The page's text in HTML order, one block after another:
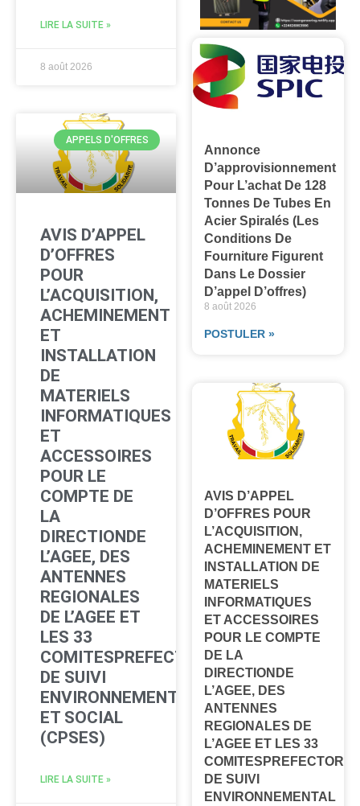
LIRE LA SUITE »
8 août 2026
APPELS D'OFFRES
AVIS D’APPEL
D’OFFRES
POUR
L’ACQUISITION,
ACHEMINEMENT
ET
INSTALLATION
DE
MATERIELS
INFORMATIQUES
ET
ACCESSOIRES
POUR LE
COMPTE DE
LA
DIRECTIONDE
L’AGEE, DES
ANTENNES
REGIONALES
DE L’AGEE ET
LES 33
COMITESPREFECTORAUX
DE SUIVI
ENVIRONNEMENTAL
ET SOCIAL
(CPSES)
LIRE LA SUITE »
Annonce
D’approvisionnement
Pour L’achat De 128
Tonnes De Tubes En
Acier Spiralés (les
Conditions De
Fourniture Figurent
Dans Le Dossier
D’appel D’offres)
8 août 2026
POSTULER »
AVIS D’APPEL
D’OFFRES POUR
L’ACQUISITION,
ACHEMINEMENT ET
INSTALLATION DE
MATERIELS
INFORMATIQUES
ET ACCESSOIRES
POUR LE COMPTE
DE LA
DIRECTIONDE
L’AGEE, DES
ANTENNES
REGIONALES DE
L’AGEE ET LES 33
DE SUIVI
ENVIRONNEMENTAL